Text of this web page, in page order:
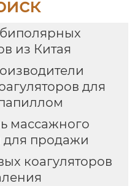
из Китая
для
массажного
для продажи
коагуляторов